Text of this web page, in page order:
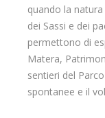
quando la
dei Sassi e dei
permettono di
Matera,
sentieri del
spontanee e il